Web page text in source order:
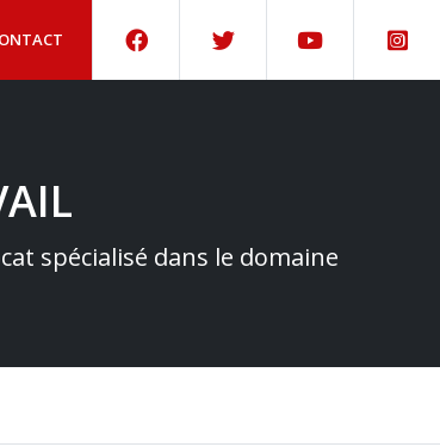
spécialisé dans le domaine